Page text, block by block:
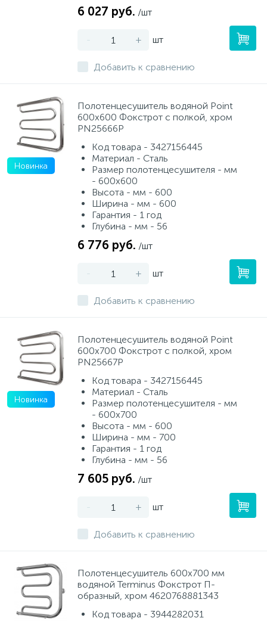
6 027 руб. /шт
- + шт
Добавить к сравнению
Новинка
Полотенцесушитель водяной Point
600х600 Фокстрот с полкой, хром
PN25666P
Код товара - 3427156445
Материал - Сталь
Размер полотенцесушителя - мм
- 600x600
Высота - мм - 600
Ширина - мм - 600
Гарантия - 1 год
Глубина - мм - 56
6 776 руб. /шт
- + шт
Добавить к сравнению
Новинка
Полотенцесушитель водяной Point
600х700 Фокстрот с полкой, хром
PN25667P
Код товара - 3427156445
Материал - Сталь
Размер полотенцесушителя - мм
- 600x700
Высота - мм - 600
Ширина - мм - 700
Гарантия - 1 год
Глубина - мм - 56
7 605 руб. /шт
- + шт
Добавить к сравнению
Полотенцесушитель 600х700 мм
водяной Terminus Фокстрот П-
образный, хром 4620768881343
Код товара - 3944282031